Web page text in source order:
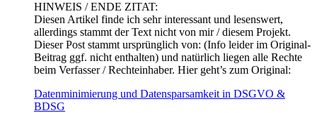
HINWEIS / ENDE ZITAT:
Diesen Artikel finde ich sehr interessant und lesenswert,
allerdings stammt der Text nicht von mir / diesem Projekt.
Dieser Post stammt ursprünglich von: (Info leider im Original-
Beitrag ggf. nicht enthalten) und natürlich liegen alle Rechte
beim Verfasser / Rechteinhaber. Hier geht’s zum Original:
Datenminimierung und Datensparsamkeit in DSGVO &
BDSG